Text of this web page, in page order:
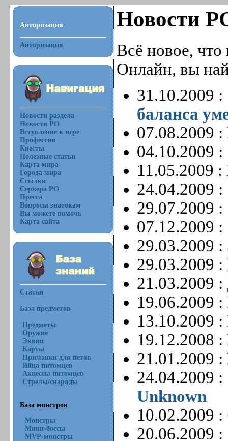
Авторизация
Авторизация
Новости раздела
Новости РО
Вступление к игре
Профессии
Квесты
Полезные статьи
Карта мира
Города мира
Ссылки
Сервера РО
Пресса
Вопросы знатокам
Вы можете помочь
Карта сайта
Статьи
База предметов
Предметы
Оружие
Эквип
Карты
Приманки для петов
Яйца питомцев
Акцессы питомцев
Стрелы/снаряды
База монстров
Монстры
Мини-боссы
MVP-монстры
Новости
Всё новое, что
Онлайн, вы
31.10.2009 :
баланса
07.08.2009 :
04.10.2009 :
11.05.2009 :
24.04.2009 :
29.07.2009 :
07.12.2009 :
29.03.2009 :
29.03.2009 :
21.03.2009 :
19.06.2009 :
13.10.2009 :
19.12.2008 :
21.01.2009 :
24.04.2009 :
Unknown
10.02.2009 :
20.06.2009 :